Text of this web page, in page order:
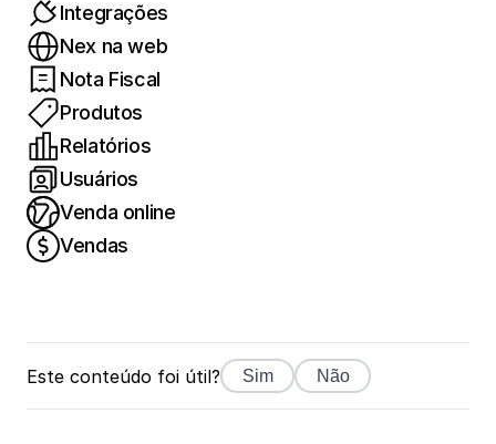
Integrações
Nex na web
Nota Fiscal
Produtos
Relatórios
Usuários
Venda online
Vendas
Este conteúdo foi útil? Sim Não